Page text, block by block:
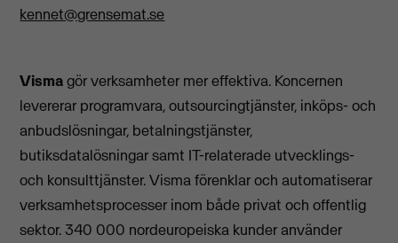
kennet@grensemat.se
Vismagör verksamheter mer effektiva. Koncernen
levererar programvara, outsourcingtjänster, inköps- och
anbudslösningar, betalningstjänster,
butiksdatalösningar samt IT-relaterade utvecklings-
och konsulttjänster. Visma förenklar och automatiserar
verksamhetsprocesser inom både privat och offentlig
sektor. 340 000 nordeuropeiska kunder använder